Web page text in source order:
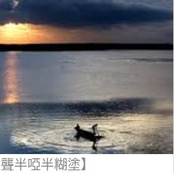
半啞半糊塗】